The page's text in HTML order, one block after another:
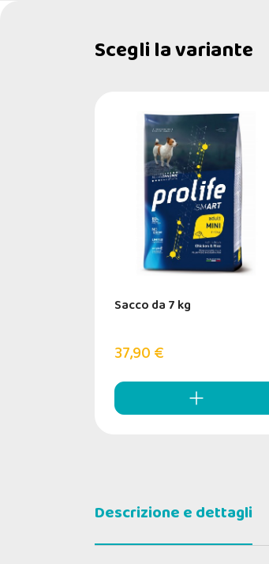
Scegli la variante
Sacco da 7 kg
37,90 €
Descrizione e dettagli